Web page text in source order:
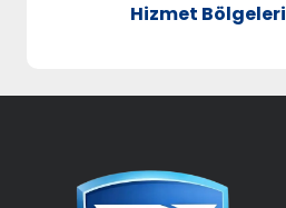
Hizmet Bölgeleri